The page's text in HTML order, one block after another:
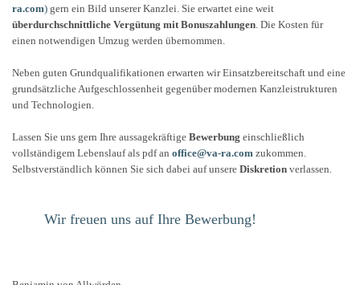
ra.com) gern ein Bild unserer Kanzlei. Sie erwartet eine weit
überdurchschnittliche Vergütung mit Bonuszahlungen. Die Kosten für
einen notwendigen Umzug werden übernommen.
Neben guten Grundqualifikationen erwarten wir Einsatzbereitschaft und eine
grundsätzliche Aufgeschlossenheit gegenüber modernen Kanzleistrukturen
und Technologien.
Lassen Sie uns gern Ihre aussagekräftige Bewerbung einschließlich
vollständigem Lebenslauf als pdf an office@va-ra.com zukommen.
Selbstverständlich können Sie sich dabei auf unsere Diskretion verlassen.
Wir freuen uns auf Ihre Bewerbung!